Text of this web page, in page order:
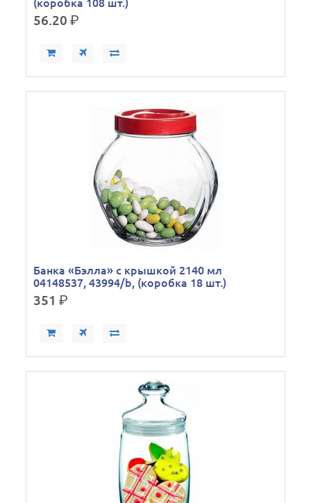
(коробка 108 шт.)
56.20р.
Банка «Бэлла» с крышкой 2140 мл
04148537, 43994/b, (коробка 18 шт.)
351р.